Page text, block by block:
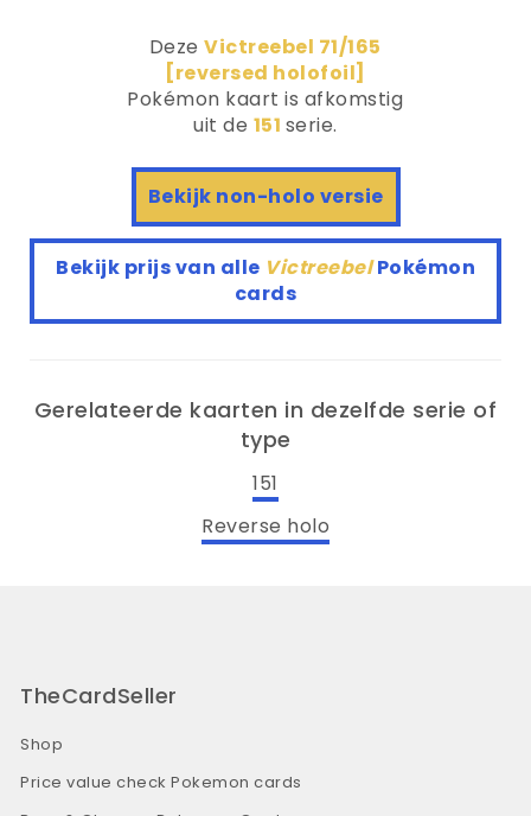
DezeVictreebel 71/165
[reversed holofoil]
Pokémon kaart is afkomstig
uit de 151 serie.
Bekijk non-holo versie
Bekijk prijs van alle VictreebelPokémon
cards
Gerelateerde kaarten in dezelfde serie of
type
151
Reverse holo
TheCardSeller
Shop
Price value check Pokemon cards